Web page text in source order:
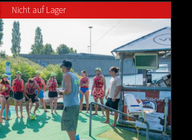
Nicht auf Lager